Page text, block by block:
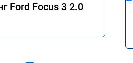
Ford Focus 3 2.0